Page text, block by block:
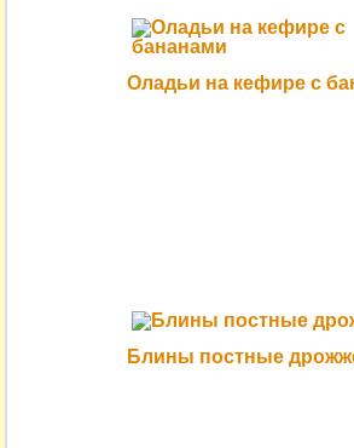
Оладьи на кефире с
Блины постные